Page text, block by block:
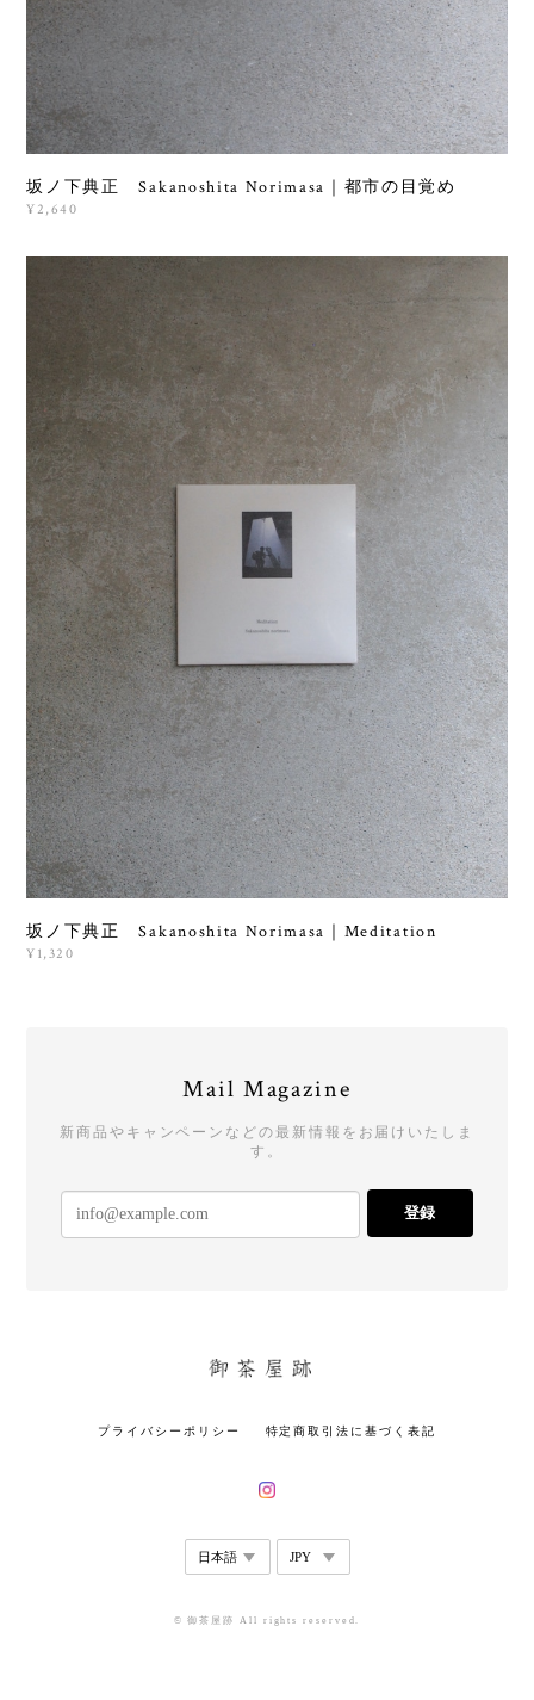
坂ノ下典正 Sakanoshita Norimasa｜都市の目覚め
¥2,640
坂ノ下典正 Sakanoshita Norimasa｜Meditation
¥1,320
Mail Magazine
新商品やキャンペーンなどの最新情報をお届けいたしま
す。
登録
プライバシーポリシー 特定商取引法に基づく表記
© 御茶屋跡 All rights reserved.